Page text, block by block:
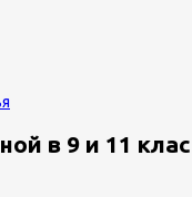
в 9 и 11